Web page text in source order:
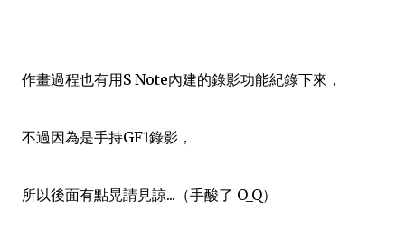
作畫過程也有用S Note內建的錄影功能紀錄下來，
不過因為是手持GF1錄影，
所以後面有點晃請見諒...（手酸了 O_Q）